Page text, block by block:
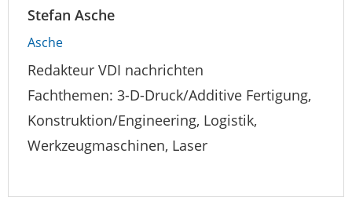
Stefan Asche
Asche
Redakteur VDI nachrichten
Fachthemen: 3-D-Druck/Additive Fertigung,
Konstruktion/Engineering, Logistik,
Werkzeugmaschinen, Laser